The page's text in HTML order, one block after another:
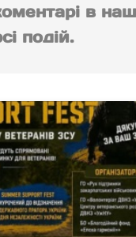
в
подій.